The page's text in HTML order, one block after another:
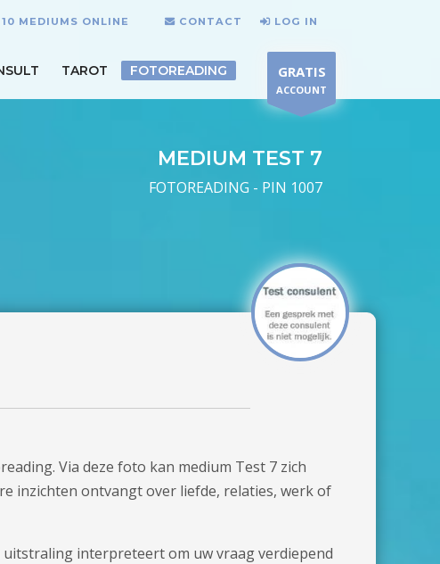
10 MEDIUMS ONLINE CONTACT LOG IN
TAROT FOTOREADING GRATIS
ACCOUNT
MEDIUM TEST 7
FOTOREADING - PIN 1007
Via deze foto kan medium Test 7 zich
inzichten ontvangt over liefde, relaties, werk of
interpreteert om uw vraag verdiepend